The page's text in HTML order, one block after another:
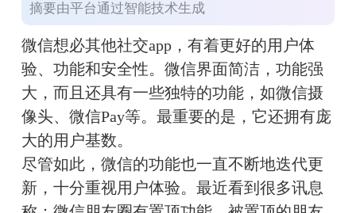
摘要由平台通过智能技术生成
微信想必其他社交app，有着更好的用户体
验、功能和安全性。微信界面简洁，功能强
大，而且还具有一些独特的功能，如微信摄
像头、微信Pay等。最重要的是，它还拥有庞
大的用户基数。
尽管如此，微信的功能也一直不断地迭代更
新，十分重视用户体验。最近看到很多讯息